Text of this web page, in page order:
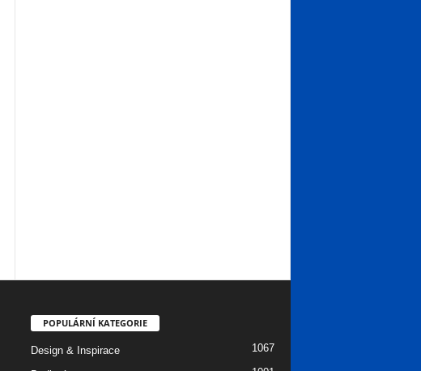
POPULÁRNÍ KATEGORIE
Design & Inspirace 1067